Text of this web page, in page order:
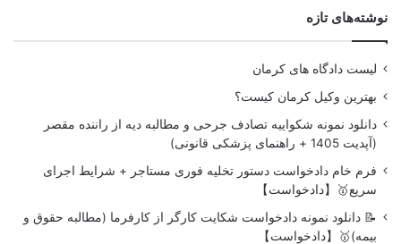
نوشته‌های تازه
لیست دادگاه های کرمان
بهترین وکیل کرمان کیست؟
دانلود نمونه شکواییه تصادف جرحی و مطالبه دیه از راننده مقصر
(آپدیت 1405 + راهنمای پزشکی قانونی)
فرم خام دادخواست دستور تخلیه فوری مستاجر + شرایط اجرای
سریع🥇【دادخواست】
📝 دانلود نمونه دادخواست شکایت کارگر از کارفرما (مطالبه حقوق و
بیمه)🥇【دادخواست】